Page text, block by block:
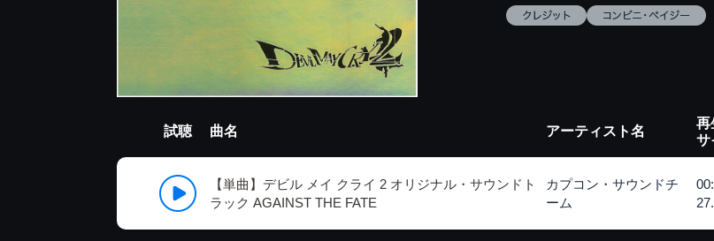
試聴 曲名 アーティスト名
再
サ
【単曲】デビル メイ クライ 2 オリジナル・サウンドト
ラック AGAINST THE FATE
カプコン・サウンドチ
ーム